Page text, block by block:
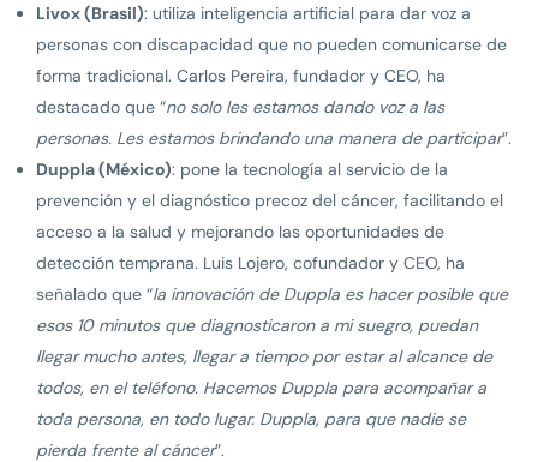
Livox (Brasil): utiliza inteligencia artificial para dar voz a
personas con discapacidad que no pueden comunicarse de
forma tradicional. Carlos Pereira, fundador y CEO, ha
destacado que “no solo les estamos dando voz a las
personas. Les estamos brindando una manera de participar”.
Duppla (México): pone la tecnología al servicio de la
prevención y el diagnóstico precoz del cáncer, facilitando el
acceso a la salud y mejorando las oportunidades de
detección temprana. Luis Lojero, cofundador y CEO, ha
señalado que “la innovación de Duppla es hacer posible que
esos 10 minutos que diagnosticaron a mi suegro, puedan
llegar mucho antes, llegar a tiempo por estar al alcance de
todos, en el teléfono. Hacemos Duppla para acompañar a
toda persona, en todo lugar. Duppla, para que nadie se
pierda frente al cáncer”.